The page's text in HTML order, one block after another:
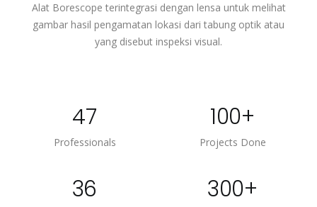
Alat Borescope terintegrasi dengan lensa untuk melihat
gambar hasil pengamatan lokasi dari tabung optik atau
yang disebut inspeksi visual.
47
Professionals
100+
Projects Done
36 300+